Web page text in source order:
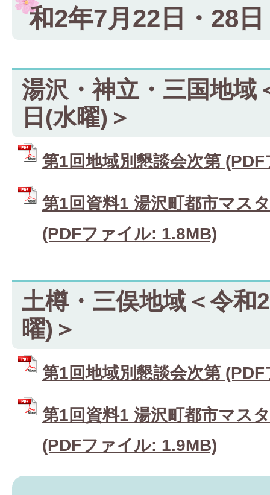
和2年7月22日・28日
湯沢・神立・三国地域
日(水曜)＞
第1回地域別懇談会次第
第1回資料1 湯沢町都市マス
(PDFファイル: 1.8MB)
土樽・三俣地域＜令和
曜)＞
第1回地域別懇談会次第
第1回資料1 湯沢町都市マス
(PDFファイル: 1.9MB)